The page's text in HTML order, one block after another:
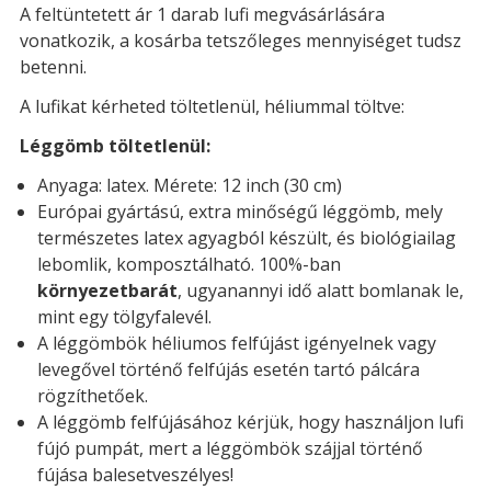
A feltüntetett ár 1 darab lufi megvásárlására
vonatkozik, a kosárba tetszőleges mennyiséget tudsz
betenni.
A lufikat kérheted töltetlenül, héliummal töltve:
Léggömb töltetlenül:
Anyaga: latex. Mérete: 12 inch (30 cm)
Európai gyártású, extra minőségű léggömb, mely
természetes latex agyagból készült, és biológiailag
lebomlik, komposztálható. 100%-ban
környezetbarát, ugyanannyi idő alatt bomlanak le,
mint egy tölgyfalevél.
A léggömbök héliumos felfújást igényelnek vagy
levegővel történő felfújás esetén tartó pálcára
rögzíthetőek.
A léggömb felfújásához kérjük, hogy használjon lufi
fújó pumpát, mert a léggömbök szájjal történő
fújása balesetveszélyes!